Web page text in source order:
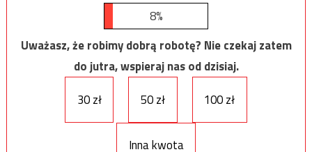
8%
Uważasz, że robimy dobrą robotę? Nie czekaj zatem
do jutra, wspieraj nas od dzisiaj.
30 zł
50 zł 100 zł
Inna kwota